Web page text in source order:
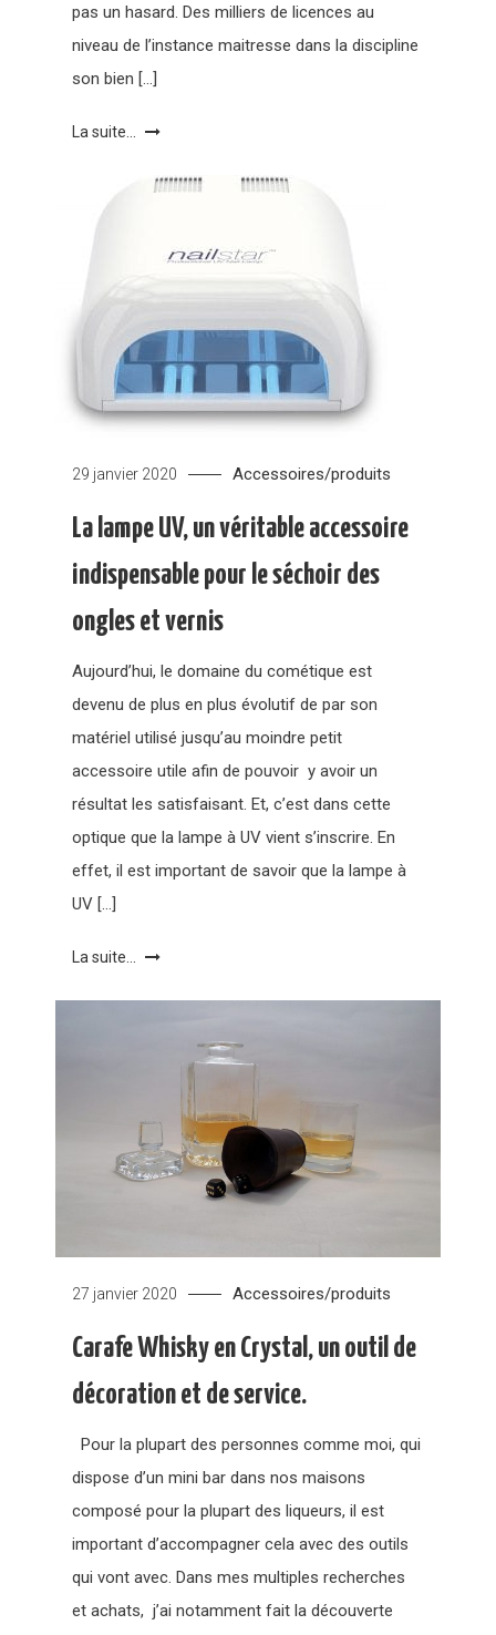
pas un hasard. Des milliers de licences au
niveau de l’instance maitresse dans la discipline
son bien […]
La suite...
29 janvier 2020 Accessoires/produits
La lampe UV, un véritable accessoire
indispensable pour le séchoir des
ongles et vernis
Aujourd’hui, le domaine du cométique est
devenu de plus en plus évolutif de par son
matériel utilisé jusqu’au moindre petit
accessoire utile afin de pouvoir y avoir un
résultat les satisfaisant. Et, c’est dans cette
optique que la lampe à UV vient s’inscrire. En
effet, il est important de savoir que la lampe à
UV […]
La suite...
27 janvier 2020 Accessoires/produits
Carafe Whisky en Crystal, un outil de
décoration et de service.
Pour la plupart des personnes comme moi, qui
dispose d’un mini bar dans nos maisons
composé pour la plupart des liqueurs, il est
important d’accompagner cela avec des outils
qui vont avec. Dans mes multiples recherches
et achats, j’ai notamment fait la découverte